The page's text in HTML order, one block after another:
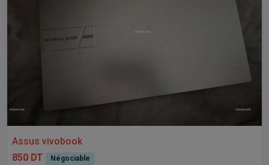
Assus vivobook
850 DT
Négociable